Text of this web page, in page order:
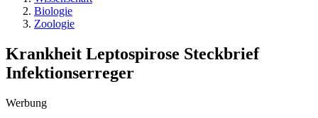
Biologie
Zoologie
Krankheit Leptospirose Steckbrief
Infektionserreger
Werbung